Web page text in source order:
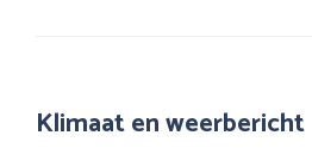
Klimaat en weerbericht